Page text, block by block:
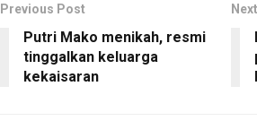
Previous Post
Putri Mako menikah, resmi
tinggalkan keluarga
kekaisaran